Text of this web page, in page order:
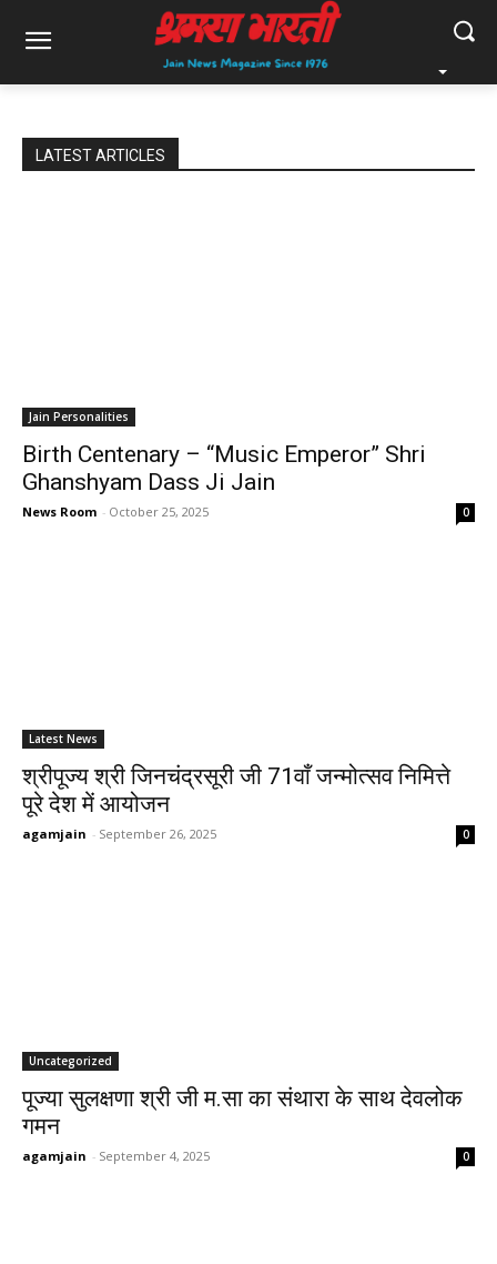
LATEST ARTICLES
Jain Personalities
Birth Centenary – “Music Emperor” Shri
Ghanshyam Dass Ji Jain
News Room - October 25, 2025 0
Latest News
श्रीपूज्य श्री जिनचंद्रसूरी जी 71वाँ जन्मोत्सव निमित्ते
पूरे देश में आयोजन
agamjain - September 26, 2025 0
Uncategorized
पूज्या सुलक्षणा श्री जी म.सा का संथारा के साथ देवलोक
गमन
agamjain - September 4, 2025 0